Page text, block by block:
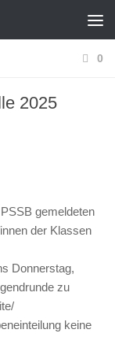
0
2025
gemeldeten
der Klassen
Donnerstag,
zu
keine